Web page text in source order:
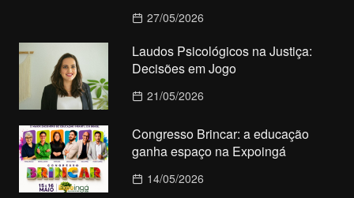
27/05/2026
Laudos Psicológicos na Justiça:
Decisões em Jogo
21/05/2026
Congresso Brincar: a educação
ganha espaço na Expoingá
14/05/2026